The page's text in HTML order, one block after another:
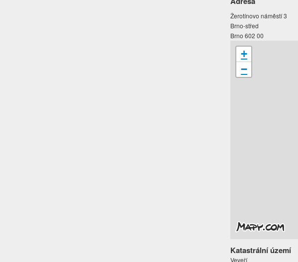
Žerotínovo náměstí 3
Brno-střed
Brno 602 00
+
−
Katastrální území
Veveří